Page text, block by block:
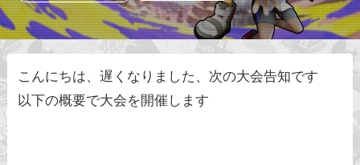
こんにちは、遅くなりました、次の大会告知です
以下の概要で大会を開催します